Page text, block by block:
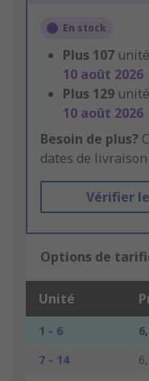
En stock
Plus 107
10 août 2026
Plus 129
10 août 2026
Besoin de plus?
dates de
Vérifier
Options de
Unité
1 - 6
7 - 14